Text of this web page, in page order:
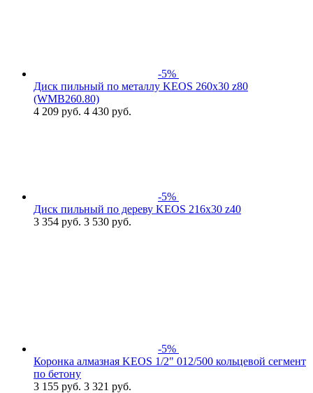
-5%
Диск пильный по металлу KEOS 260x30 z80
(WMB260.80)
4 209 руб. 4 430 руб.
-5%
Диск пильный по дереву KEOS 216x30 z40
3 354 руб. 3 530 руб.
-5%
Коронка алмазная KEOS 1/2" 012/500 кольцевой сегмент
по бетону
3 155 руб. 3 321 руб.